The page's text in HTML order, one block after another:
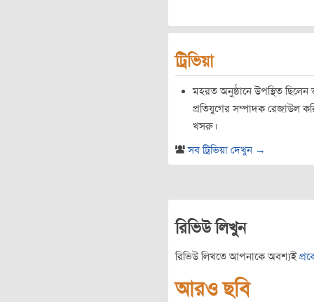
ট্রিভিয়া
মহরত অনুষ্ঠানে উপস্থিত ছিলেন
প্রতিযুগের সম্পাদক রেজাউল
খসরু।
সব ট্রিভিয়া দেখুন →
রিভিউ লিখুন
রিভিউ লিখতে আপনাকে অবশ্যই
আরও ছবি